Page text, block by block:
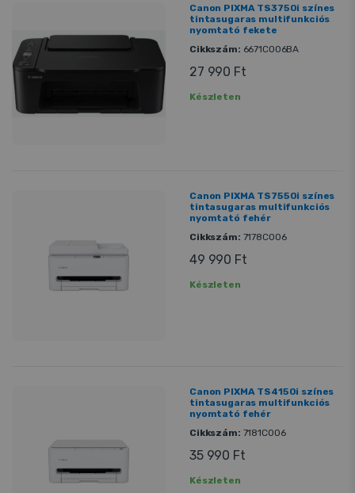
Canon PIXMA TS3750i színes
tintasugaras multifunkciós
nyomtató fekete
Cikkszám: 6671C006BA
27 990 Ft
Készleten
Canon PIXMA TS7550i színes
tintasugaras multifunkciós
nyomtató fehér
Cikkszám: 7178C006
49 990 Ft
Készleten
Canon PIXMA TS4150i színes
tintasugaras multifunkciós
nyomtató fehér
Cikkszám: 7181C006
35 990 Ft
Készleten